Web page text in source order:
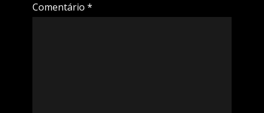
Comentário *